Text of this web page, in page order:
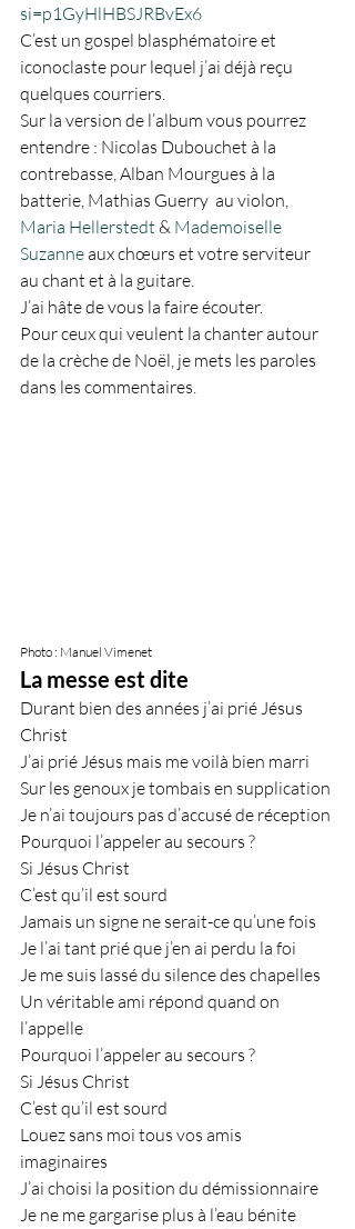
si=p1GyHlHBSJRBvEx6
C’est un gospel blasphématoire et
iconoclaste pour lequel j’ai déjà reçu
quelques courriers.
Sur la version de l’album vous pourrez
entendre : Nicolas Dubouchet à la
contrebasse, Alban Mourgues à la
batterie, Mathias Guerry  au violon,
Maria Hellerstedt & Mademoiselle
Suzanne aux chœurs et votre serviteur
au chant et à la guitare.
J’ai hâte de vous la faire écouter.
Pour ceux qui veulent la chanter autour
de la crèche de Noël, je mets les paroles
dans les commentaires.
Photo : Manuel Vimenet
La messe est dite
Durant bien des années j’ai prié Jésus
Christ
J’ai prié Jésus mais me voilà bien marri
Sur les genoux je tombais en supplication
Je n’ai toujours pas d’accusé de réception
Pourquoi l’appeler au secours ?
Si Jésus Christ
C’est qu’il est sourd
Jamais un signe ne serait-ce qu’une fois
Je l’ai tant prié que j’en ai perdu la foi
Je me suis lassé du silence des chapelles
Un véritable ami répond quand on
l’appelle
Pourquoi l’appeler au secours ?
Si Jésus Christ
C’est qu’il est sourd
Louez sans moi tous vos amis
imaginaires
J’ai choisi la position du démissionnaire
Je ne me gargarise plus à l’eau bénite